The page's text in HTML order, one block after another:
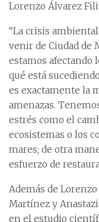
Lorenzo Álvarez
“La crisis
venir de Ciudad de
estamos afectando
qué está
es exactamente la
amenazas.
estrés como el
ecosistemas o los
mares; de otra
esfuerzo de
Además de
Martínez y
en el estudio